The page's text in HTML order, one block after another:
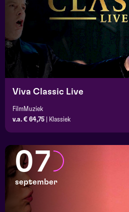
Viva Classic Live
FilmMuziek
v.a. € 64,75
Klassiek
07
september